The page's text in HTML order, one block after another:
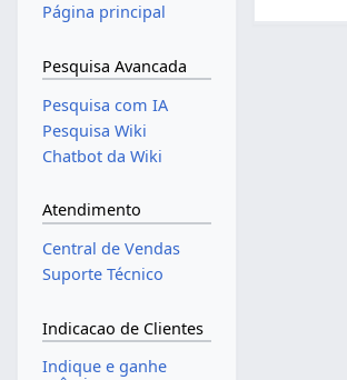
Página principal
Pesquisa Avancada
Pesquisa com IA
Pesquisa Wiki
Chatbot da Wiki
Atendimento
Central de Vendas
Suporte Técnico
Indicacao de Clientes
Indique e ganhe